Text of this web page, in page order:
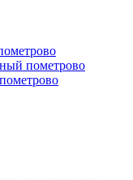
пометрово